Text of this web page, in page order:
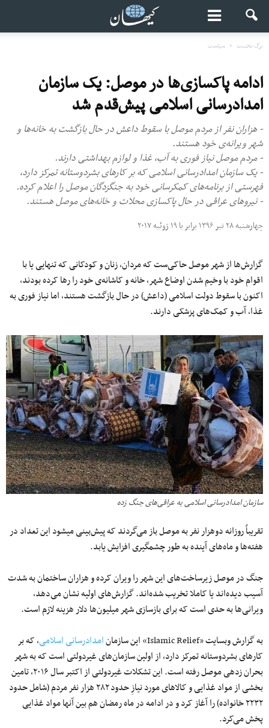
برگ نخست سیاست
ادامه پاکسازی‌‌ها در موصل: یک سازمان
امدادرسانی اسلامی پیش‌قدم شد
- هزاران نفر از مردم موصل با سقوط داعش در حال بازگشت به خانه‌ها و
شهر ویرانه‌ی خود هستند.
- مردم موصل نیاز فوری به آب، غذا و لوازم بهداشتی دارند.
- یک سازمان امدادرسانی اسلامی که بر کارهای بشردوستانه تمرکز دارد،
فهرستی از برنامه‌های کمک‎رسانی خود به جنگ‎زدگان موصل را اعلام کرده.
- نیروهای عراقی در حال پاکسازی محلات و خانه‌های موصل هستند.
چهارشنبه ۲۸ تیر ۱۳۹۶ برابر با ۱۹ ژوئیه ۲۰۱۷
گزارش‌ها از شهر موصل حاکی‌ست که مردان، زنان و کودکانی که تنهایی یا با
اقوام خود با وخیم شدن اوضاع شهر، خانه و کاشانه‌‏ی خود را رها کرده بودند،
اکنون با سقوط دولت اسلامی (داعش) در حال بازگشت هستند، اما نیاز فوری به
غذا، آب و کمک‌های پزشکی دارند.
سازمان امدادرسانی اسلامی به عراقی‌های جنگ زده
تقریباً روزانه دوهزار نفر به موصل باز می‌گردند که پیش‌بینی می‎شود این تعداد در
هفته‌ها و ماه‌های آینده به طور چشمگیری افزایش یابد.
جنگ در موصل زیرساخت‌های این شهر را ویران کرده و هزاران ساختمان به شدت
آسیب دیده‌اند یا کاملا تخریب شده‌اند. گزارش‌های اولیه نشان می‌دهد،
ویرانی‌ها به حدی است که برای بازسازی شهر میلیون‌ها دلار هزینه لازم است.
به گزارش وبسایت «Islamic Relief» این سازمان
امدادرسانی اسلامی، که بر
کارهای بشردوستانه تمرکز دارد، از اولین سازمان‌های غیردولتی است که به شهر
بحران زده‎ی موصل رفته است. این تشکلات غیردولتی از اکتبر سال ۲۰۱۶، تامین
بخشی از مواد غذایی و کالاهای مورد نیازِ حدود ۲۸۲ هزار نفر مردم (شامل حدود
۲۲۳۲ خانواده) را آغاز کرد و در ادامه در ماه رمضان هم بین آنها مواد غذایی
پخش می‌کرد.